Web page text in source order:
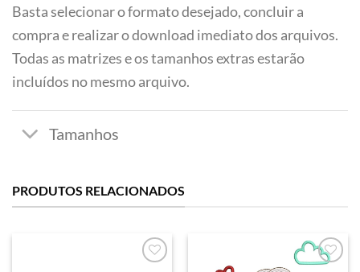
Basta selecionar o formato desejado, concluir a
compra e realizar o download imediato dos arquivos.
Todas as matrizes e os tamanhos extras estarão
incluídos no mesmo arquivo.
PRODUTOS RELACIONADOS